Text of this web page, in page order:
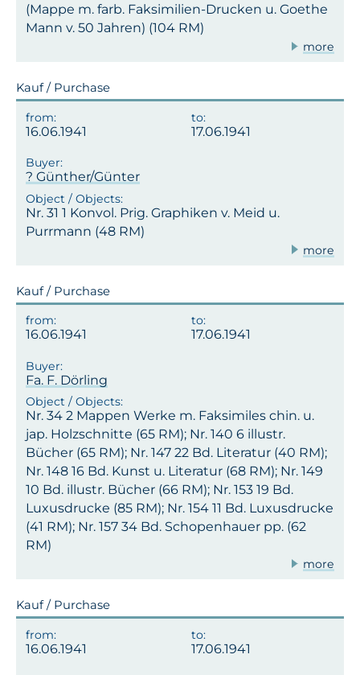
(Mappe m. farb. Faksimilien-Drucken u. Goethe
Mann v. 50 Jahren) (104 RM)
more
Kauf / Purchase
16.06.1941 17.06.1941
? Günther/Günter
Nr. 31 1 Konvol. Prig. Graphiken v. Meid u.
Purrmann (48 RM)
more
Kauf / Purchase
16.06.1941 17.06.1941
Fa. F. Dörling
Nr. 34 2 Mappen Werke m. Faksimiles chin. u.
jap. Holzschnitte (65 RM); Nr. 140 6 illustr.
Bücher (65 RM); Nr. 147 22 Bd. Literatur (40 RM);
Nr. 148 16 Bd. Kunst u. Literatur (68 RM); Nr. 149
10 Bd. illustr. Bücher (66 RM); Nr. 153 19 Bd.
Luxusdrucke (85 RM); Nr. 154 11 Bd. Luxusdrucke
(41 RM); Nr. 157 34 Bd. Schopenhauer pp. (62
RM)
more
Kauf / Purchase
16.06.1941 17.06.1941